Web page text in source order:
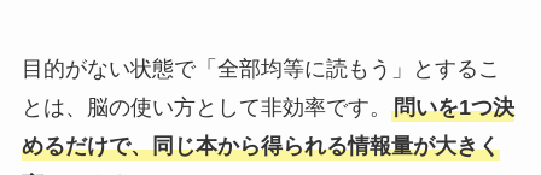
目的がない状態で「全部均等に読もう」とするこ
とは、脳の使い方として非効率です。 問いを1つ決
めるだけで、同じ本から得られる情報量が大きく